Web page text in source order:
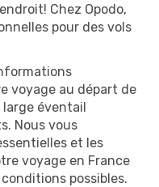
Chez Opodo,
pour des vols
voyage au départ de
large éventail
Nous vous
et les
voyage en France
possibles.